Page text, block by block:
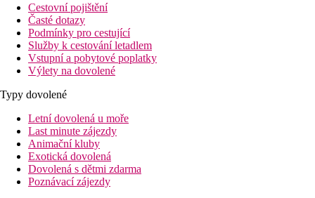
Cestovní pojištění
Časté dotazy
Podmínky pro cestující
Služby k cestování letadlem
Vstupní a pobytové poplatky
Výlety na dovolené
Typy dovolené
Letní dovolená u moře
Last minute zájezdy
Animační kluby
Exotická dovolená
Dovolená s dětmi zdarma
Poznávací zájezdy